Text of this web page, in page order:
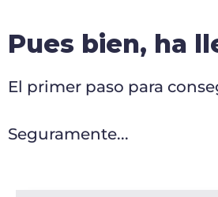
Pues bien, ha
El primer paso para
Seguramente...